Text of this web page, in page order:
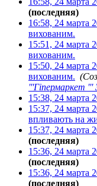
(последняя)
16:58, 24 марта
вихованим.
15:51, 24 марта
вихованим.
15:50, 24 марта
вихованим.
'''Гіпермаркет '''
15:38, 24 марта
15:37, 24 марта
впливають на
15:37, 24 марта
(последняя)
15:36, 24 марта
(последняя)
15:36, 24 марта
(последняя)